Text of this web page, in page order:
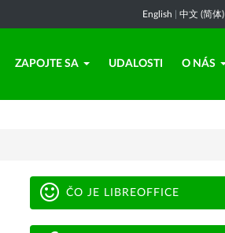
English 中文 (简体)
ZAPOJTE SA UDALOSTI O NÁS
ČO JE LIBREOFFICE